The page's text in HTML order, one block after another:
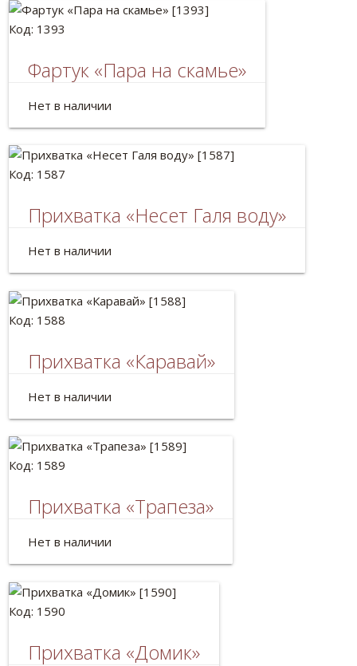
Код: 1393
Фартук «Пара на скамье»
Материал: лён
Нет в наличии
Код: 1587
Прихватка «Несет Галя воду»
Размер: 25*17см
Нет в наличии
Код: 1588
Прихватка «Каравай»
Размер: 25*17см
Нет в наличии
Код: 1589
Прихватка «Трапеза»
Размер: 25*17см
Нет в наличии
Код: 1590
Прихватка «Домик»